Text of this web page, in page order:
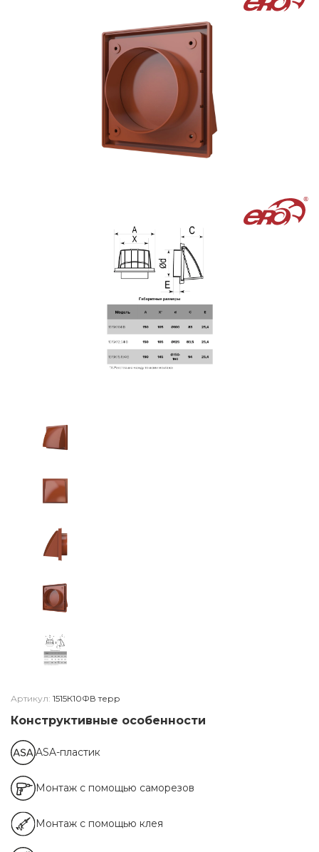
Артикул: 1515К10ФВ терр
Конструктивные особенности
ASA-пластик
Монтаж с помощью саморезов
Монтаж с помощью клея